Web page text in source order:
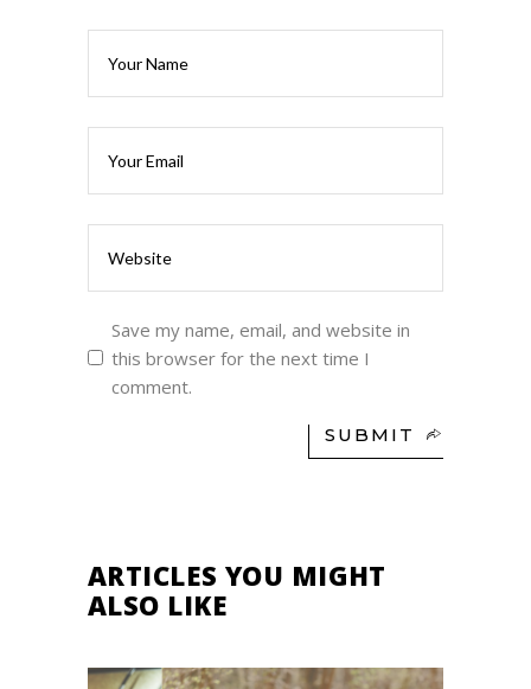
Save my name, email, and website in
this browser for the next time I
comment.
SUBMIT
ARTICLES YOU MIGHT
ALSO LIKE